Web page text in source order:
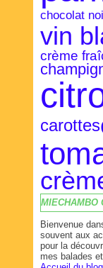
chocolat
vin
crème
carottes
MIECHAMBO
Bienvenue
souvent aux
pour la
mes balades